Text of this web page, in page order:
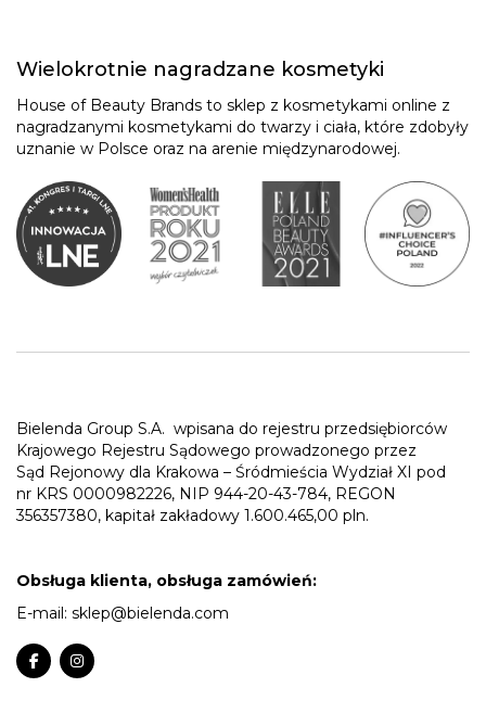
Wielokrotnie nagradzane kosmetyki
House of Beauty Brands to sklep z kosmetykami online z
nagradzanymi kosmetykami do twarzy i ciała, które zdobyły
uznanie w Polsce oraz na arenie międzynarodowej.
Bielenda Group S.A. wpisana do rejestru przedsiębiorców
Krajowego Rejestru Sądowego prowadzonego przez
Sąd Rejonowy dla Krakowa – Śródmieścia Wydział XI pod
nr KRS 0000982226, NIP 944-20-43-784, REGON
356357380, kapitał zakładowy 1.600.465,00 pln.
Obsługa klienta, obsługa zamówień:
E-mail: sklep@bielenda.com